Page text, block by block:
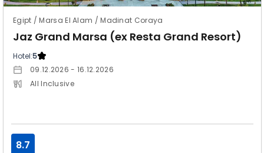
Egipt / Marsa El Alam / Madinat Coraya
Jaz Grand Marsa (ex Resta Grand Resort)
Hotel:5
09.12.2026 - 16.12.2026
All Inclusive
8.7